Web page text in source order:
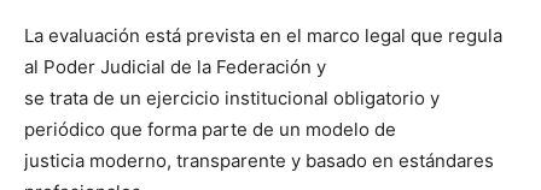
La evaluación está prevista en el marco legal que regula
al Poder Judicial de la Federación y
se trata de un ejercicio institucional obligatorio y
periódico que forma parte de un modelo de
justicia moderno, transparente y basado en estándares